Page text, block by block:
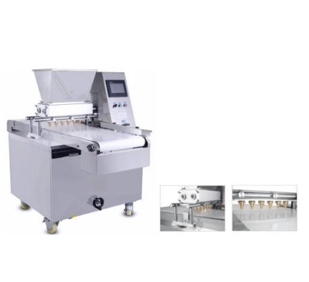
HAUS
PRODUKTE
ÜBER
UNS
FABRIK-